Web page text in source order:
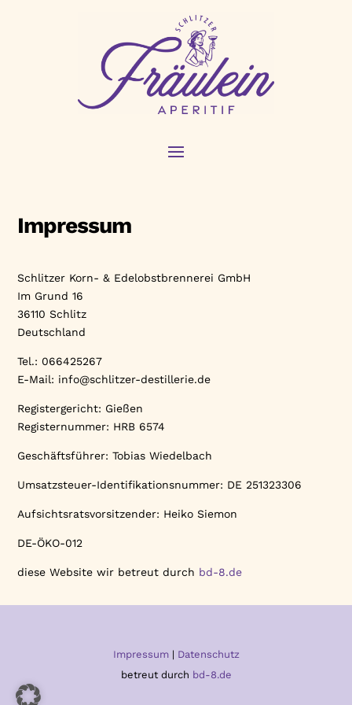
Impressum
Schlitzer Korn- & Edelobstbrennerei GmbH
Im Grund 16
36110 Schlitz
Deutschland
Tel.: 066425267
E-Mail: info@schlitzer-destillerie.de
Registergericht: Gießen
Registernummer: HRB 6574
Geschäftsführer: Tobias Wiedelbach
Umsatzsteuer-Identifikationsnummer: DE 251323306
Aufsichtsratsvorsitzender: Heiko Siemon
DE-ÖKO-012
diese Website wir betreut durch bd-8.de
Impressum| Datenschutz
betreut durch bd-8.de